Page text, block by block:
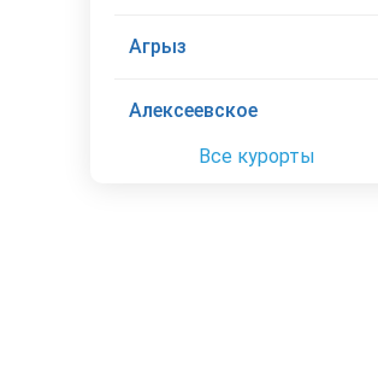
Агрыз
Алексеевское
Все курорты